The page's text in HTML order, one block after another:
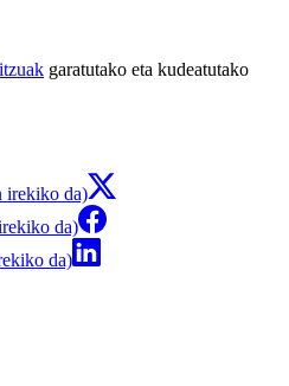
garatutako eta kudeatutako
irekiko da)
da)
da)